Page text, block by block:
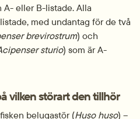
med undantag för de två
brevirostrum) och
sturio) som är A-
vilken störart den tillhör
belugastör (Huso huso) –